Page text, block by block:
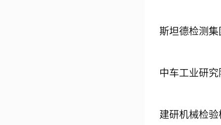
斯坦德检测
中车工业研
建研机械检